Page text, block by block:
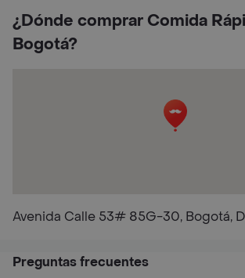
¿Dónde comprar Comida
Bogotá?
Avenida Calle 53# 85G-30, Bogotá,
Preguntas frecuentes